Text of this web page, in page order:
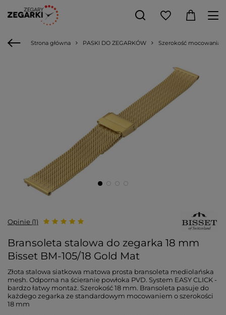
Strona główna PASKI DO ZEGARKÓW Szerokość mocowania
Opinie (1)
Bransoleta stalowa do zegarka 18 mm
Bisset BM-105/18 Gold Mat
Złota stalowa siatkowa matowa prosta bransoleta mediolańska
mesh. Odporna na ścieranie powłoka PVD. System EASY CLICK -
bardzo łatwy montaż. Szerokość 18 mm. Bransoleta pasuje do
każdego zegarka ze standardowym mocowaniem o szerokości
18 mm